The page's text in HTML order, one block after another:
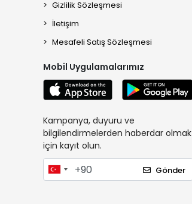
Gizlilik Sözleşmesi
İletişim
Mesafeli Satış Sözleşmesi
Mobil Uygulamalarımız
Kampanya, duyuru ve
bilgilendirmelerden haberdar olmak
için kayıt olun.
Gönder